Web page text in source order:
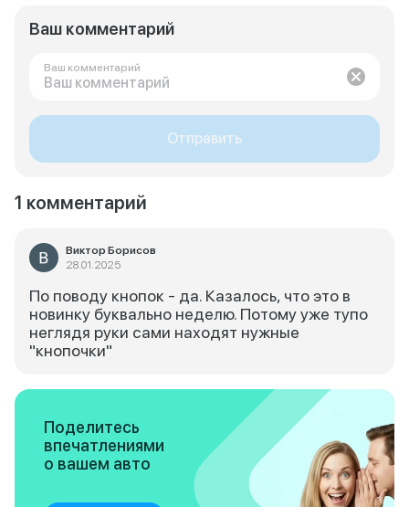
Ваш комментарий
Ваш комментарий
Отправить
1 комментарий
Виктор Борисов
28.01.2025
По поводу кнопок - да. Казалось, что это в
новинку буквально неделю. Потому уже тупо
неглядя руки сами находят нужные
"кнопочки"
Поделитесь
впечатлениями
о вашем авто